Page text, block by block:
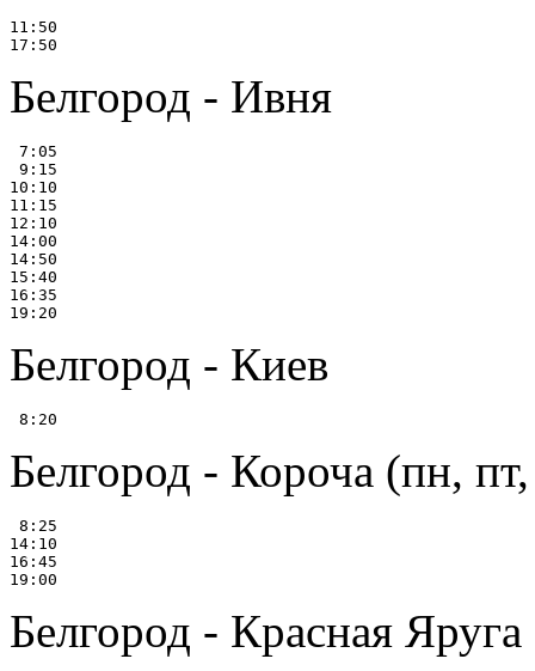
11:50
Белгород - Ивня
7:05
9:15
10:10
11:15
12:10
14:00
14:50
15:40
16:35
Белгород - Киев
Белгород - Короча (пн,
8:25
14:10
16:45
Белгород - Красная Яруга